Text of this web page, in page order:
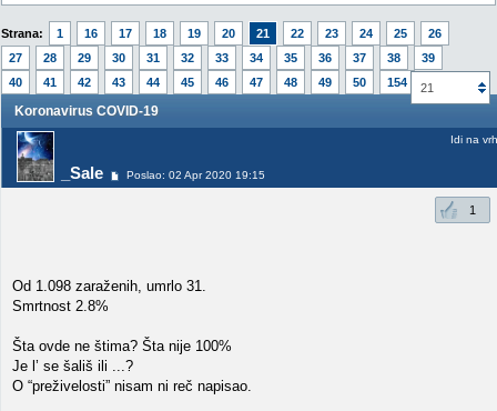
Strana: 1 16 17 18 19 20 21 22 23 24 25
26
27
28 29 30 31 32 33 34 35 36 37 38
39
40
41 42 43 44 45 46 47 48 49 50 154 21
Koronavirus COVID-19
_Sale Poslao: 02 Apr 2020 19:15
Idi na vrh
1
Od 1.098 zaraženih, umrlo 31.
Smrtnost 2.8%
Šta ovde ne štima? Šta nije 100%
Je l’ se šališ ili ...?
O “preživelosti” nisam ni reč napisao.